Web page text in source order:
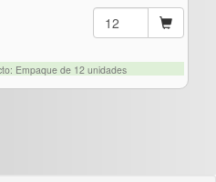
Empaque de 12 unidades